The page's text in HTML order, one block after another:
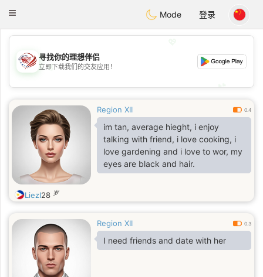
Dating
Toggle
Mode 登录
💖
💕
寻找你的理想伴侣
立即下载我们的交友应用！
Region XII 0.4
im tan, average hieght, i enjoy
talking with friend, i love cooking, i
love gardening and i love to wor, my
eyes are black and hair.
Liezl28 岁
Region XII 0.3
I need friends and date with her